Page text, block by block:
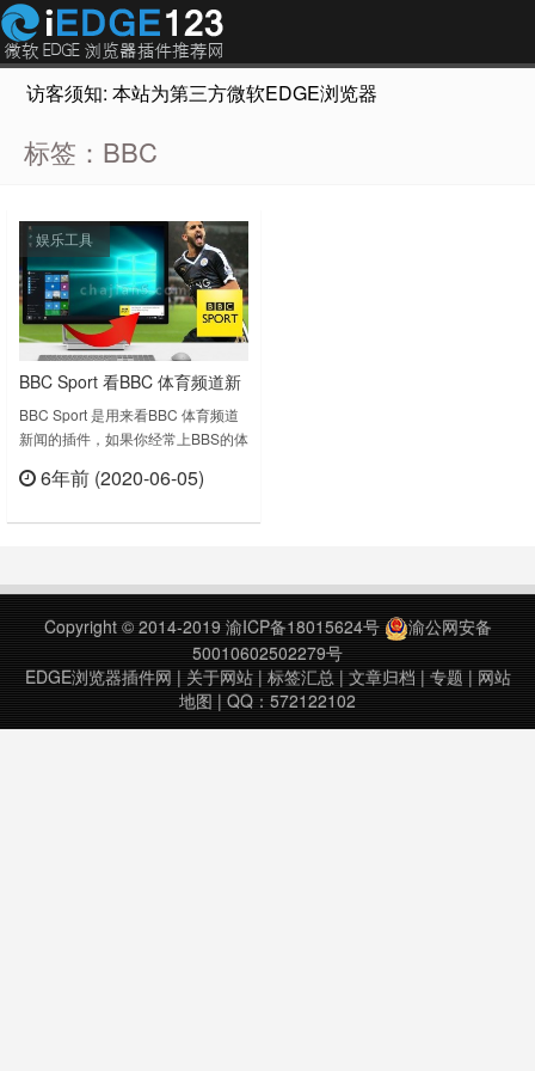
访客须知: 本站为第三方微软EDGE浏览器插件推荐网站，
标签：BBC
娱乐工具
BBC Sport 看BBC 体育频道新
闻
BBC Sport 是用来看BBC 体育频道
新闻的插件，如果你经常上BBS的体
下角的弹出窗口可以在设置页启用或
window.Clicking on BBC Sp……
6年前 (2020-06-05)
Copyright © 2014-2019 渝ICP备18015624号
渝公网安备
50010602502279号
EDGE浏览器插件网 | 关于网站| 标签汇总| 文章归档 | 专题 | 网站
地图 | QQ：572122102